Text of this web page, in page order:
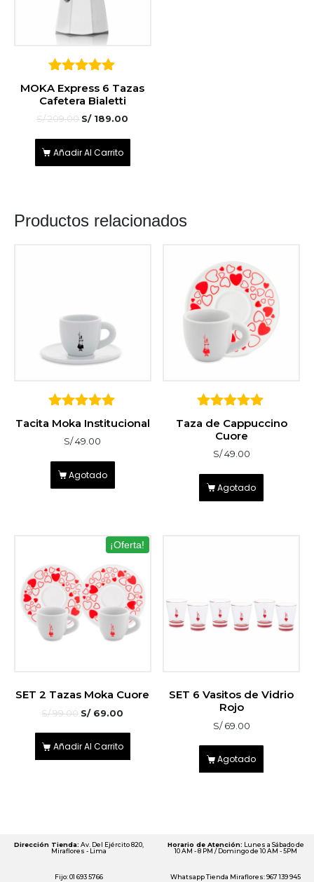
sobre 5
MOKA Express 6 Tazas
Cafetera Bialetti
S/209.00 S/189.00
Añadir Al Carrito
Productos relacionados
5
sobre 5
Tacita Moka Institucional
S/49.00
Agotado
5
sobre 5
Taza de Cappuccino
Cuore
S/49.00
Agotado
¡Oferta!
SET 2 Tazas Moka Cuore
S/99.00 S/69.00
Añadir Al Carrito
SET 6 Vasitos de Vidrio
Rojo
S/69.00
Agotado
Dirección Tienda: Av. Del Ejército 820,
Miraflores - Lima
Horario de Atención: Lunes a Sábado de
10 AM - 8 PM / Domingo de 10 AM - 5PM
Fijo: 01 693 5766 Whatsapp Tienda Miraflores: 967 139 945